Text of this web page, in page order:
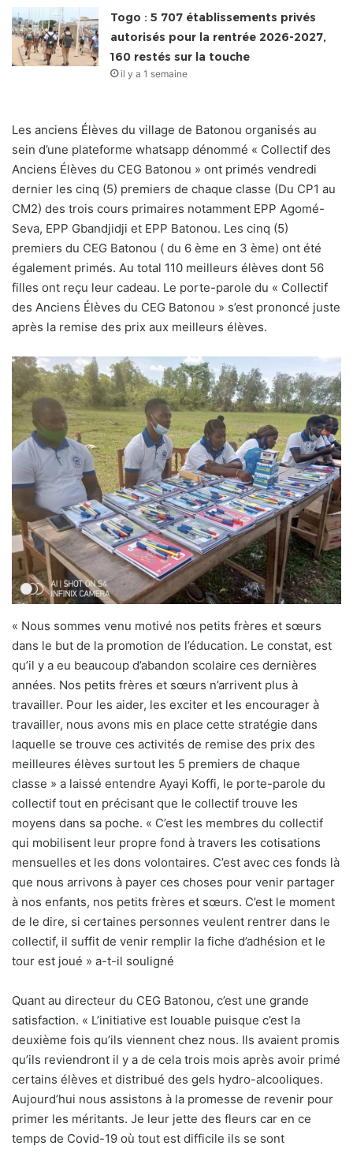
Togo : 5 707 établissements privés
autorisés pour la rentrée 2026-2027,
160 restés sur la touche
il y a 1 semaine
Les anciens Élèves du village de Batonou organisés au
sein d’une plateforme whatsapp dénommé « Collectif des
Anciens Élèves du CEG Batonou » ont primés vendredi
dernier les cinq (5) premiers de chaque classe (Du CP1 au
CM2) des trois cours primaires notamment EPP Agomé-
Seva, EPP Gbandjidji et EPP Batonou. Les cinq (5)
premiers du CEG Batonou ( du 6 ème en 3 ème) ont été
également primés. Au total 110 meilleurs élèves dont 56
filles ont reçu leur cadeau. Le porte-parole du « Collectif
des Anciens Élèves du CEG Batonou » s’est prononcé juste
après la remise des prix aux meilleurs élèves.
« Nous sommes venu motivé nos petits frères et sœurs
dans le but de la promotion de l’éducation. Le constat, est
qu’il y a eu beaucoup d’abandon scolaire ces dernières
années. Nos petits frères et sœurs n’arrivent plus à
travailler. Pour les aider, les exciter et les encourager à
travailler, nous avons mis en place cette stratégie dans
laquelle se trouve ces activités de remise des prix des
meilleures élèves surtout les 5 premiers de chaque
classe » a laissé entendre Ayayi Koffi, le porte-parole du
collectif tout en précisant que le collectif trouve les
moyens dans sa poche. « C’est les membres du collectif
qui mobilisent leur propre fond à travers les cotisations
mensuelles et les dons volontaires. C’est avec ces fonds là
que nous arrivons à payer ces choses pour venir partager
à nos enfants, nos petits frères et sœurs. C’est le moment
de le dire, si certaines personnes veulent rentrer dans le
collectif, il suffit de venir remplir la fiche d’adhésion et le
tour est joué » a-t-il souligné
Quant au directeur du CEG Batonou, c’est une grande
satisfaction. « L’initiative est louable puisque c’est la
deuxième fois qu’ils viennent chez nous. Ils avaient promis
qu’ils reviendront il y a de cela trois mois après avoir primé
certains élèves et distribué des gels hydro-alcooliques.
Aujourd’hui nous assistons à la promesse de revenir pour
primer les méritants. Je leur jette des fleurs car en ce
temps de Covid-19 où tout est difficile ils se sont